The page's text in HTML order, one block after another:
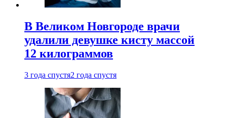
В Великом Новгороде врачи
удалили девушке кисту массой
12 килограммов
3 года спустя2 года спустя